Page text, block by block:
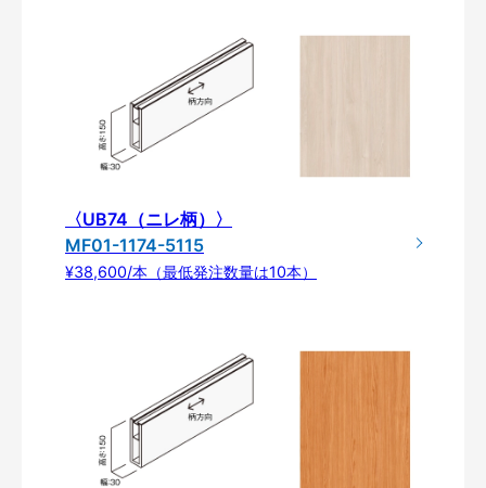
〈UB74（ニレ柄）〉
MF01-1174-5115
¥38,600/本（最低発注数量は10本）